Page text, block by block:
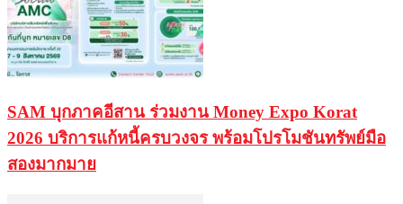
SAM บุกภาคอีสาน ร่วมงาน Money Expo Korat
2026 บริการแก้หนี้ครบวงจร พร้อมโปรโมชันทรัพย์มือ
สองมากมาย